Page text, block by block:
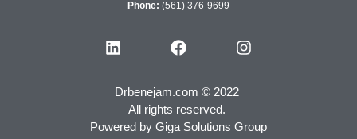
Phone: (561) 376-9699
Drbenejam.com © 2022
All rights reserved.
Powered by Giga Solutions Group